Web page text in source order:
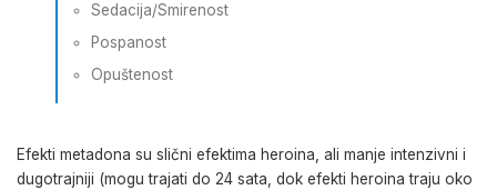
Sedacija/Smirenost
Pospanost
Opuštenost
Efekti metadona su slični efektima heroina, ali manje intenzivni i
dugotrajniji (mogu trajati do 24 sata, dok efekti heroina traju oko